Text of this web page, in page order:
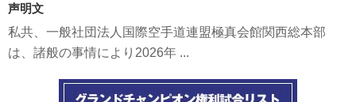
声明文
私共、一般社団法人国際空手道連盟極真会館関西総本部
は、諸般の事情により2026年 ...